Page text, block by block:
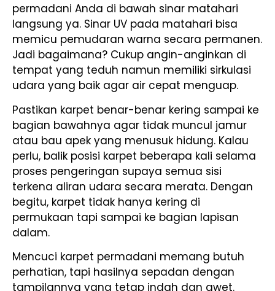
permadani Anda di bawah sinar matahari
langsung ya. Sinar UV pada matahari bisa
memicu pemudaran warna secara permanen.
Jadi bagaimana? Cukup angin-anginkan di
tempat yang teduh namun memiliki sirkulasi
udara yang baik agar air cepat menguap.
Pastikan karpet benar-benar kering sampai ke
bagian bawahnya agar tidak muncul jamur
atau bau apek yang menusuk hidung. Kalau
perlu, balik posisi karpet beberapa kali selama
proses pengeringan supaya semua sisi
terkena aliran udara secara merata. Dengan
begitu, karpet tidak hanya kering di
permukaan tapi sampai ke bagian lapisan
dalam.
Mencuci karpet permadani memang butuh
perhatian, tapi hasilnya sepadan dengan
tampilannya yang tetap indah dan awet.